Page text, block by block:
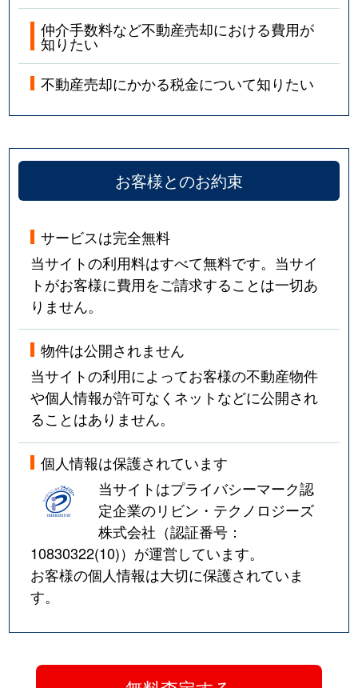
仲介手数料など不動産売却における費用が
知りたい
不動産売却にかかる税金について知りたい
お客様とのお約束
サービスは完全無料
当サイトの利用料はすべて無料です。当サイ
トがお客様に費用をご請求することは一切あ
りません。
物件は公開されません
当サイトの利用によってお客様の不動産物件
や個人情報が許可なくネットなどに公開され
ることはありません。
個人情報は保護されています
当サイトはプライバシーマーク認
定企業のリビン・テクノロジーズ
株式会社（認証番号：
10830322(10)）が運営しています。
お客様の個人情報は大切に保護されていま
す。